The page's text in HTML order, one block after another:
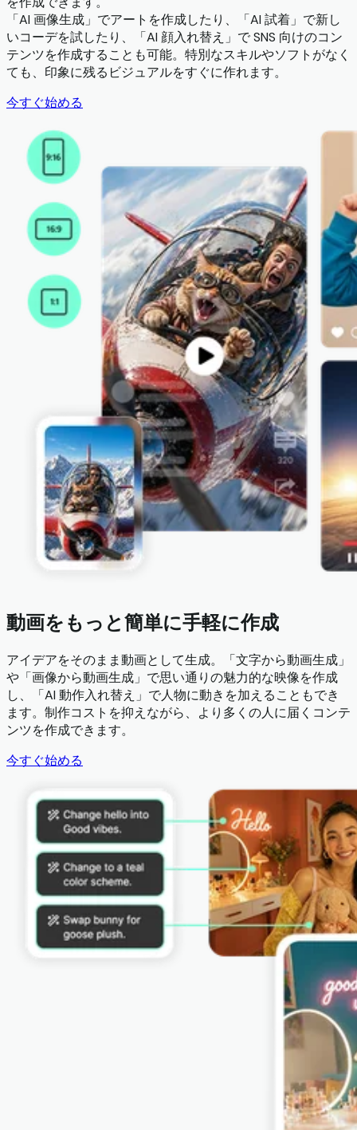
「AI 画像生成」でアートを作成したり、「AI 試着」で新し
いコーデを試したり、「AI 顔入れ替え」で SNS 向けのコン
テンツを作成することも可能。特別なスキルやソフトがなく
ても、印象に残るビジュアルをすぐに作れます。
今すぐ始める
動画をもっと簡単に手軽に作成
アイデアをそのまま動画として生成。「文字から動画生成」
や「画像から動画生成」で思い通りの魅力的な映像を作成
し、「AI 動作入れ替え」で人物に動きを加えることもでき
ます。制作コストを抑えながら、より多くの人に届くコンテ
ンツを作成できます。
今すぐ始める